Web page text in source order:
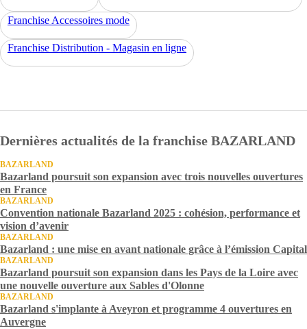
Franchise Accessoires mode
Franchise Distribution - Magasin en ligne
Dernières actualités de la franchise BAZARLAND
BAZARLAND
Bazarland poursuit son expansion avec trois nouvelles ouvertures
en France
BAZARLAND
Convention nationale Bazarland 2025 : cohésion, performance et
vision d’avenir
BAZARLAND
Bazarland : une mise en avant nationale grâce à l’émission Capital
BAZARLAND
Bazarland poursuit son expansion dans les Pays de la Loire avec
une nouvelle ouverture aux Sables d'Olonne
BAZARLAND
Bazarland s'implante à Aveyron et programme 4 ouvertures en
Auvergne